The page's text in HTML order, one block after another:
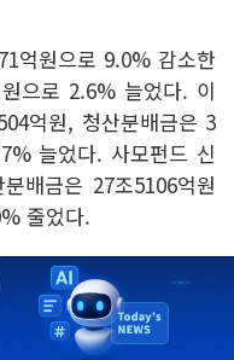
억원으로 9.0% 감소한
으로 2.6% 늘었다. 이
억원, 청산분배금은 3
늘었다. 사모펀드 신
배금은 27조5106억원
줄었다.